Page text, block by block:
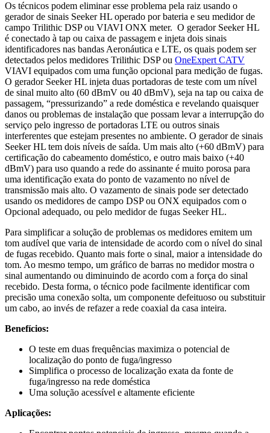
Os técnicos podem eliminar esse problema pela raiz usando o
gerador de sinais Seeker HL operado por bateria e seu medidor de
campo Trilithic DSP ou VIAVI ONX meter. O gerador Seeker HL
é conectado à tap ou caixa de passagem e injeta dois sinais
identificadores nas bandas Aeronáutica e LTE, os quais podem ser
detectados pelos medidores Trilithic DSP ou OneExpert CATV
VIAVI equipados com uma função opcional para medição de fugas.
O gerador Seeker HL injeta duas portadoras de teste com um nível
de sinal muito alto (60 dBmV ou 40 dBmV), seja na tap ou caixa de
passagem, “pressurizando” a rede doméstica e revelando quaisquer
danos ou problemas de instalação que possam levar a interrupção do
serviço pelo ingresso de portadoras LTE ou outros sinais
interferentes que estejam presentes no ambiente. O gerador de sinais
Seeker HL tem dois níveis de saída. Um mais alto (+60 dBmV) para
certificação do cabeamento doméstico, e outro mais baixo (+40
dBmV) para uso quando a rede do assinante é muito porosa para
uma identificação exata do ponto de vazamento no nível de
transmissão mais alto. O vazamento de sinais pode ser detectado
usando os medidores de campo DSP ou ONX equipados com o
Opcional adequado, ou pelo medidor de fugas Seeker HL.
Para simplificar a solução de problemas os medidores emitem um
tom audível que varia de intensidade de acordo com o nível do sinal
de fugas recebido. Quanto mais forte o sinal, maior a intensidade do
tom. Ao mesmo tempo, um gráfico de barras no medidor mostra o
sinal aumentando ou diminuindo de acordo com a força do sinal
recebido. Desta forma, o técnico pode facilmente identificar com
precisão uma conexão solta, um componente defeituoso ou substituir
um cabo, ao invés de refazer a rede coaxial da casa inteira.
Benefícios:
O teste em duas frequências maximiza o potencial de
localização do ponto de fuga/ingresso
Simplifica o processo de localização exata da fonte de
fuga/ingresso na rede doméstica
Uma solução acessível e altamente eficiente
Aplicações: